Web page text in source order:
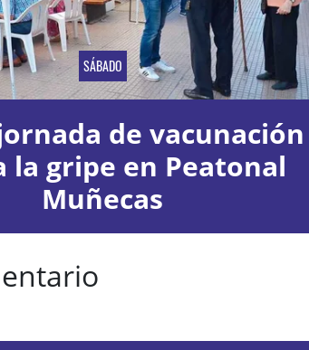
SÁBADO
de vacunación
la gripe en Peatonal
Muñecas